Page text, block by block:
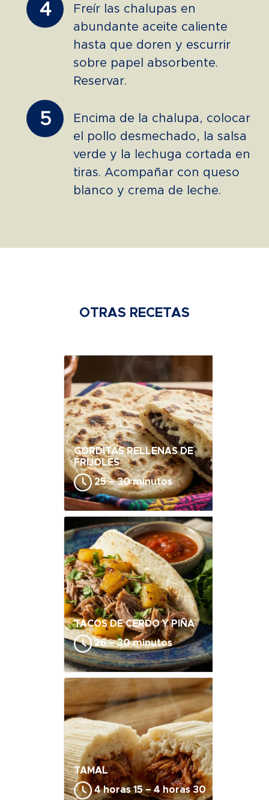
4
Freír las chalupas en
abundante aceite caliente
hasta que doren y escurrir
sobre papel absorbente.
Reservar.
5
Encima de la chalupa, colocar
el pollo desmechado, la salsa
verde y la lechuga cortada en
tiras. Acompañar con queso
blanco y crema de leche.
OTRAS RECETAS
GORDITAS RELLENAS DE
FRIJOLES
25 – 30 minutos
TACOS DE CERDO Y PIÑA
26 – 30 minutos
TAMAL
4 horas 15 – 4 horas 30